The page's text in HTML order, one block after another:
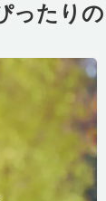
ったりの